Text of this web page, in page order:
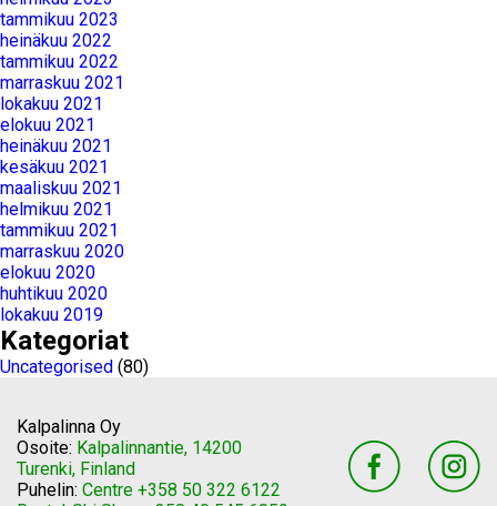
tammikuu 2023
heinäkuu 2022
tammikuu 2022
marraskuu 2021
lokakuu 2021
elokuu 2021
heinäkuu 2021
kesäkuu 2021
maaliskuu 2021
helmikuu 2021
tammikuu 2021
marraskuu 2020
elokuu 2020
huhtikuu 2020
lokakuu 2019
Kategoriat
Uncategorised (80)
Kalpalinna Oy
Osoite: Kalpalinnantie, 14200
Turenki, Finland
Puhelin: Centre +358 50 322 6122